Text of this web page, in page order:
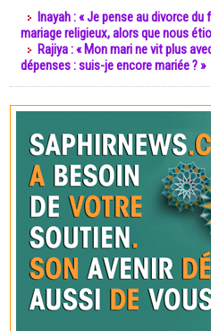
Inayah : « Je pense au divorce
mariage religieux, alors que nous
Rajiya : « Mon mari ne vit plus
dépenses : suis-je encore mariée ? »